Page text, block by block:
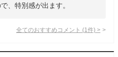
、特別感が出ます。
全てのおすすめコメント (1 件) >